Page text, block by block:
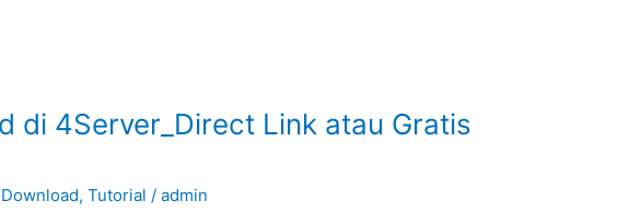
di 4Server_Direct Link atau Gratis
,Tutorial /admin